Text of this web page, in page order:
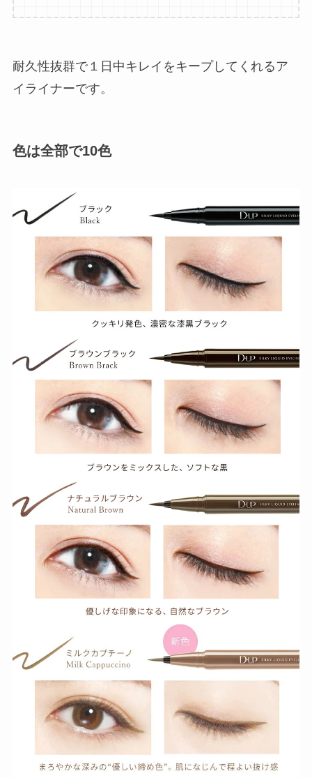
耐久性抜群で１日中キレイをキープしてくれるア
イライナーです。
色は全部で10色